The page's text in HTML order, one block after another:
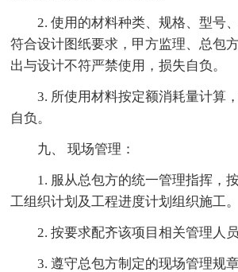
2. 使用的材料种类、规格、型号
符合设计图纸要求，甲方监理、总包
出与设计不符严禁使用，损失自负。
3. 所使用材料按定额消耗量计算
自负。
九、 现场管理：
1. 服从总包方的统一管理指挥，
工组织计划及工程进度计划组织施工。
2. 按要求配齐该项目相关管理人
3. 遵守总包方制定的现场管理规